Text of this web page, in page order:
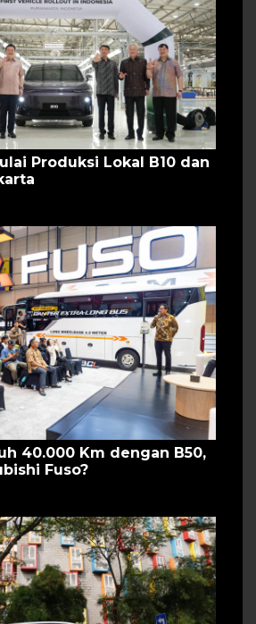
Produksi Lokal B10 dan
40.000 Km dengan B50,
Fuso?